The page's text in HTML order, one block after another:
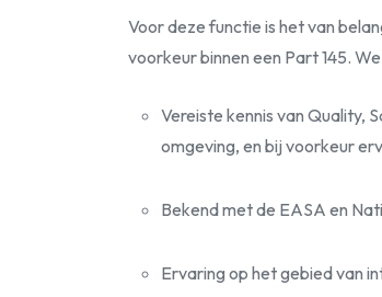
Voor deze functie is het van
voorkeur binnen een Part 145.
Vereiste kennis van Quality,
omgeving, en bij voorkeur
Bekend met de EASA en
Ervaring op het gebied van